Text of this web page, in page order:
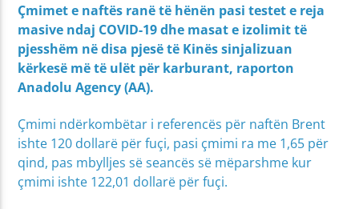
Çmimet e naftës ranë të hënën pasi testet e reja
masive ndaj COVID-19 dhe masat e izolimit të
pjesshëm në disa pjesë të Kinës sinjalizuan
kërkesë më të ulët për karburant, raporton
Anadolu Agency (AA).
Çmimi ndërkombëtar i referencës për naftën Brent
ishte 120 dollarë për fuçi, pasi çmimi ra me 1,65 për
qind, pas mbylljes së seancës së mëparshme kur
çmimi ishte 122,01 dollarë për fuçi.